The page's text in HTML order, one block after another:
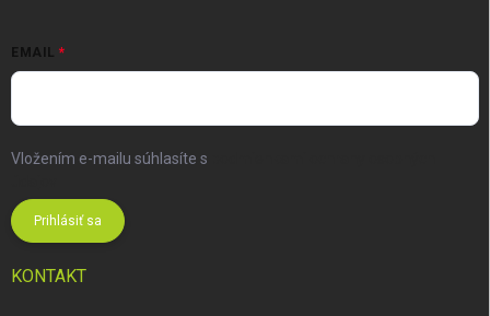
EMAIL
Vložením e-mailu súhlasíte s
Prihlásiť sa
KONTAKT